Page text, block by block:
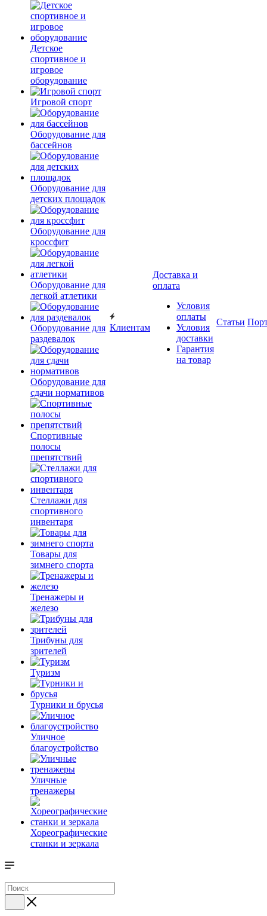
Детское
спортивное и
игровое
оборудование
Игровой спорт
Оборудование для
бассейнов
Оборудование для
детских площадок
Оборудование для
кроссфит
Оборудование для
легкой атлетики
Оборудование для
раздевалок
Оборудование для
сдачи нормативов
Спортивные
полосы
препятствий
Стеллажи для
спортивного
инвентаря
Товары для
зимнего спорта
Тренажеры и
железо
Трибуны для
зрителей
Туризм
Турники и брусья
Уличное
благоустройство
Уличные
тренажеры
Хореографические
станки и зеркала
Клиентам
Доставка и
оплата
Условия
оплаты
Условия
доставки
Гарантия
на товар
Статьи